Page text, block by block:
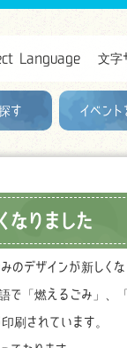
Language 文字
す イベント
なりました
デザインが新しくな
「燃えるごみ」、
刷されています。